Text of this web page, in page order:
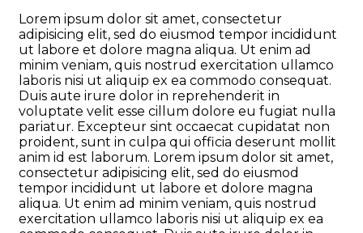
Lorem ipsum dolor sit amet, consectetur
adipisicing elit, sed do eiusmod tempor incididunt
ut labore et dolore magna aliqua. Ut enim ad
minim veniam, quis nostrud exercitation ullamco
laboris nisi ut aliquip ex ea commodo consequat.
Duis aute irure dolor in reprehenderit in
voluptate velit esse cillum dolore eu fugiat nulla
pariatur. Excepteur sint occaecat cupidatat non
proident, sunt in culpa qui officia deserunt mollit
anim id est laborum. Lorem ipsum dolor sit amet,
consectetur adipisicing elit, sed do eiusmod
tempor incididunt ut labore et dolore magna
aliqua. Ut enim ad minim veniam, quis nostrud
exercitation ullamco laboris nisi ut aliquip ex ea